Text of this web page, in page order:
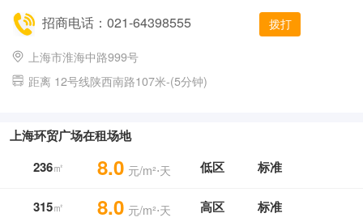
招商电话：021-64398555 拨打
上海市淮海中路999号
距离 12号线陕西南路107米-(5分钟)
上海环贸广场在租场地
236㎡ 8.0 元/m²⋅天 低区 标准
315㎡ 8.0 元/m²⋅天 高区 标准